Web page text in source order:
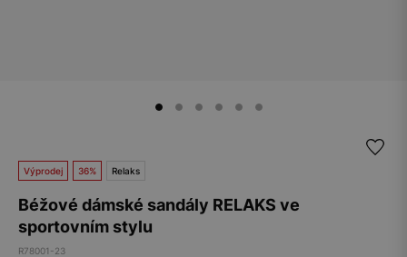
Výprodej 36% Relaks
Béžové dámské sandály RELAKS ve
sportovním stylu
R78001-23